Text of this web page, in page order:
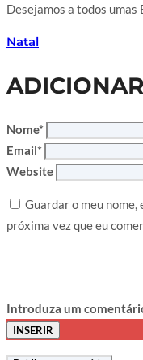
Desejamos a todos umas
Natal
Nome*
Email*
Website
Guardar o meu
próxima vez que eu
Introduza um
INSERIR